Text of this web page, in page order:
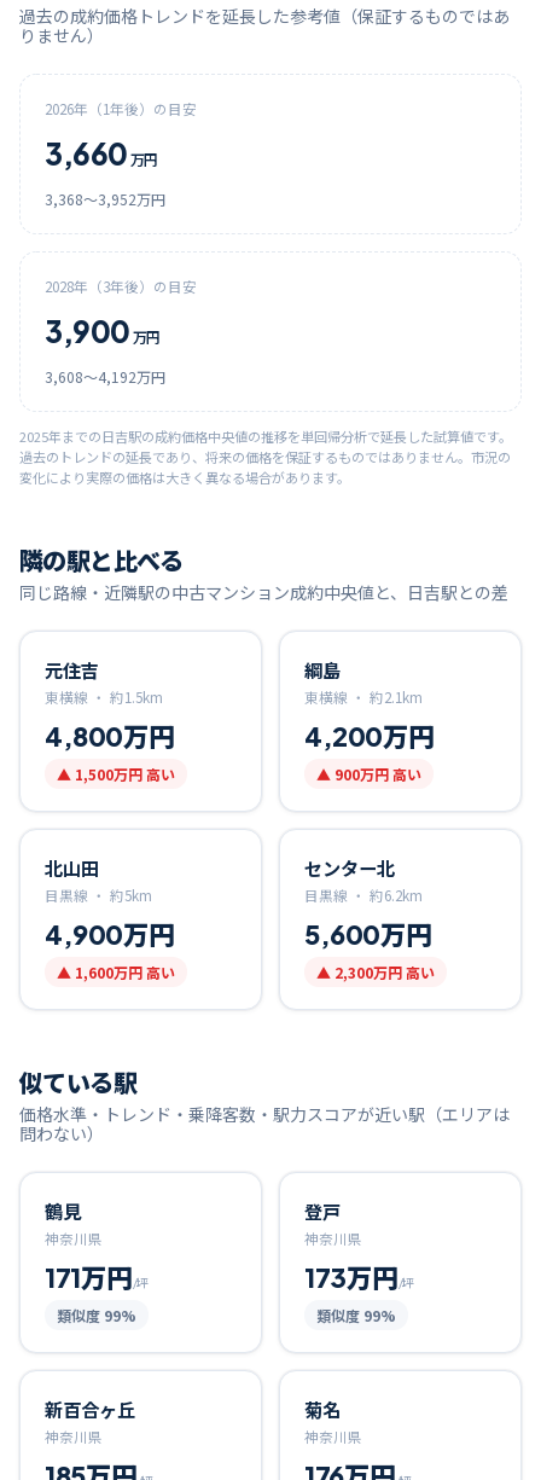
過去の成約価格トレンドを延長した参考値（保証するものではあ
りません）
2026年（1年後）の目安
3,660 万円
3,368〜3,952万円
2028年（3年後）の目安
3,900 万円
3,608〜4,192万円
2025年までの日吉駅の成約価格中央値の推移を単回帰分析で延長した試算値です。
過去のトレンドの延長であり、将来の価格を保証するものではありません。市況の
変化により実際の価格は大きく異なる場合があります。
隣の駅と比べる
同じ路線・近隣駅の中古マンション成約中央値と、 日吉駅との差
元住吉
東横線 ・ 約1.5km
4,800万円
▲ 1,500万円高い
綱島
東横線 ・ 約2.1km
4,200万円
▲ 900万円高い
北山田
目黒線 ・ 約5km
4,900万円
▲ 1,600万円高い
センター北
目黒線 ・ 約6.2km
5,600万円
▲ 2,300万円高い
似ている駅
価格水準・トレンド・乗降客数・駅力スコアが近い駅（エリアは
問わない）
鶴見
神奈川県
171万円/坪
類似度 99%
登戸
神奈川県
173万円/坪
類似度 99%
新百合ヶ丘
神奈川県
菊名
神奈川県